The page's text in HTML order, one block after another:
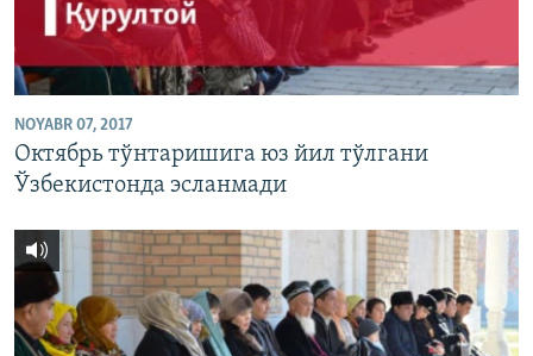
NOYABR 07, 2017
Октябрь тўнтаришига юз йил тўлгани
Ўзбекистонда эсланмади